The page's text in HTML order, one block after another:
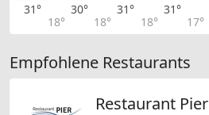
31°
18°
30°
18°
31°
18°
31°
17°
Empfohlene Restaurants
Restaurant Pier